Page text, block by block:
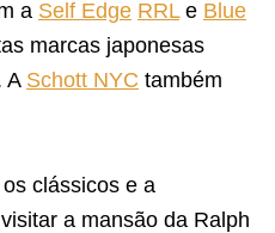
a Self Edge RRLe Blue
marcas japonesas
A Schott NYC também
clássicos e a
a mansão da Ralph